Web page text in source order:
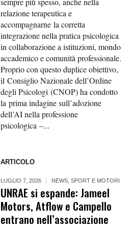
relazione terapeutica e
accompagnarne la corretta
integrazione nella pratica psicologica
in collaborazione a istituzioni, mondo
accademico e comunità professionale.
Proprio con questo duplice obiettivo,
il Consiglio Nazionale dell’Ordine
degli Psicologi (CNOP) ha condotto
la prima indagine sull’adozione
dell’AI nella professione
psicologica –...
ARTICOLO
LUGLIO 7, 2026 NEWS ,SPORT E MOTORI
UNRAE si espande: Jameel
Motors, Atflow e Campello
entrano nell’associazione